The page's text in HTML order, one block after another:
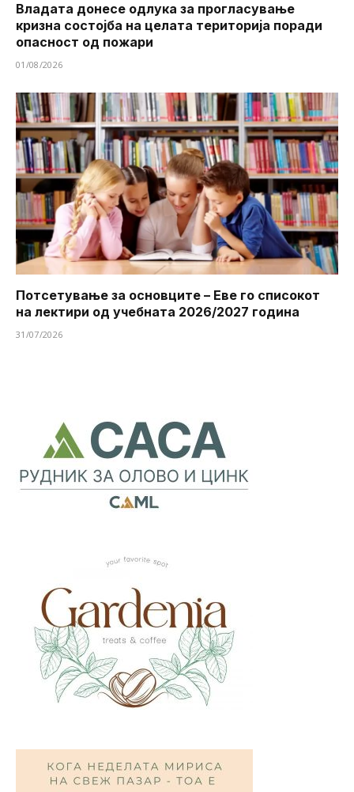
Владата донесе одлука за прогласување
кризна состојба на целата територија поради
опасност од пожари
01/08/2026
Потсетување за основците – Еве го списокот
на лектири од учебната 2026/2027 година
31/07/2026